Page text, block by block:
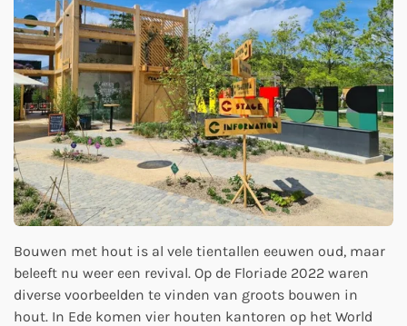
Bouwen met hout is al vele tientallen eeuwen oud, maar
beleeft nu weer een revival. Op de Floriade 2022 waren
diverse voorbeelden te vinden van groots bouwen in
hout. In Ede komen vier houten kantoren op het World